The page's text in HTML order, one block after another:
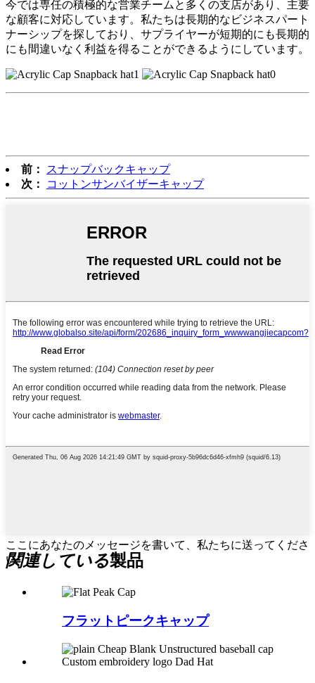
今では専任の積極的な営業チームと多くの支店があり、主要
な顧客に対応しています。私たちは長期的なビジネスパート
ナーシップを探しており、サプライヤーが短期的にも長期的
にも間違いなく利益を得ることができるようにしています。
前：
スナップバックキャップ
次：
コットンサンバイザーキャップ
ここにあなたのメッセージを書いて、私たちに送ってくださ
い
関連している製品
フラットピークキャップ